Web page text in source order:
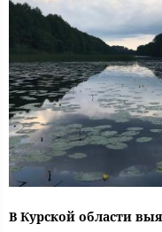
В Курской области